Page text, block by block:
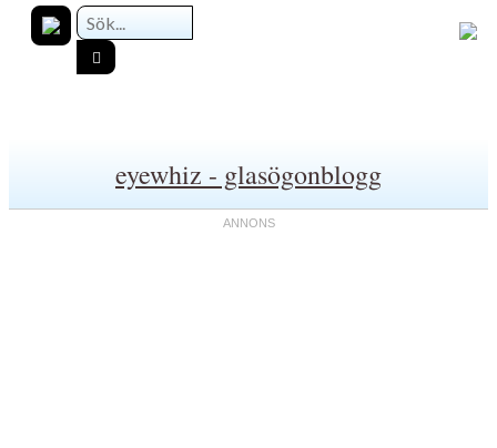
eyewhiz - glasögonblogg